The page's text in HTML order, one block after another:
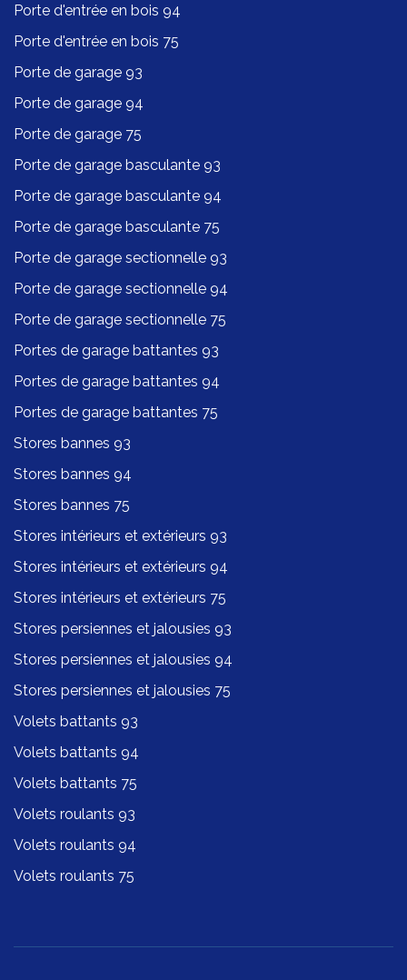
Porte d'entrée en bois 94
Porte d'entrée en bois 75
Porte de garage 93
Porte de garage 94
Porte de garage 75
Porte de garage basculante 93
Porte de garage basculante 94
Porte de garage basculante 75
Porte de garage sectionnelle 93
Porte de garage sectionnelle 94
Porte de garage sectionnelle 75
Portes de garage battantes 93
Portes de garage battantes 94
Portes de garage battantes 75
Stores bannes 93
Stores bannes 94
Stores bannes 75
Stores intérieurs et extérieurs 93
Stores intérieurs et extérieurs 94
Stores intérieurs et extérieurs 75
Stores persiennes et jalousies 93
Stores persiennes et jalousies 94
Stores persiennes et jalousies 75
Volets battants 93
Volets battants 94
Volets battants 75
Volets roulants 93
Volets roulants 94
Volets roulants 75